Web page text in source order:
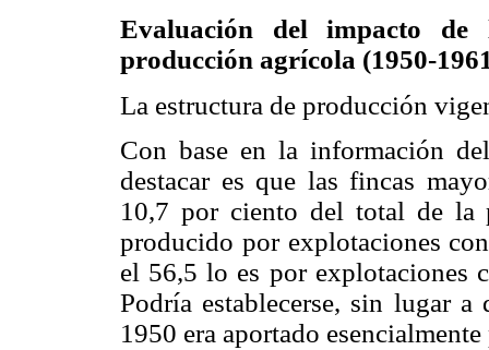
Evaluación del impacto
producción agrícola (1950-
La estructura de producción
Con base en la información
destacar es que las fincas
10,7 por ciento del total de la
producido por explotaciones
el 56,5 lo es por explotaciones
Podría establecerse, sin lugar
1950 era aportado